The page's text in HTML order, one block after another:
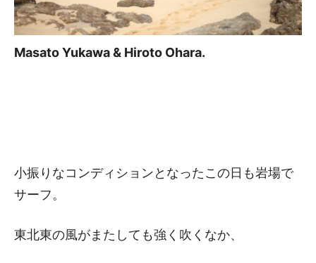
Masato Yukawa & Hiroto Ohara.
小振りなコンディションとなったこの日も岩場で
サーフ。
東北東の風がまたしても強く吹くなか、